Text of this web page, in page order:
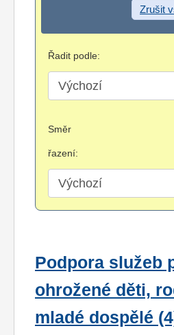
Zrušit
Řadit podle:
Směr
řazení:
Podpora služeb
ohrožené děti,
mladé dospělé